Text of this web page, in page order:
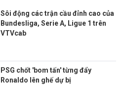
Sôi động các trận cầu đỉnh cao của
Bundesliga, Serie A, Ligue 1 trên
VTVcab
PSG chốt 'bom tấn' từng đẩy
Ronaldo lên ghế dự bị